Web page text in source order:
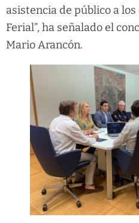
asistencia de público a
Ferial”, ha señalado el
Mario Arancón.